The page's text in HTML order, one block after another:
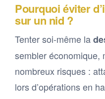
Pourquoi éviter
sur un nid ?
Tenter soi-même la
sembler économique,
nombreux risques :
lors d’opérations en